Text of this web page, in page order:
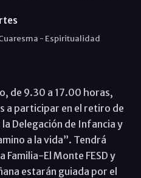
- Espiritualidad
de 9.30 a 17.00 horas,
a participar en el retiro de
Delegación de Infancia y
a la vida”. Tendrá
Familia-El Monte FESD y
estarán guiada por el